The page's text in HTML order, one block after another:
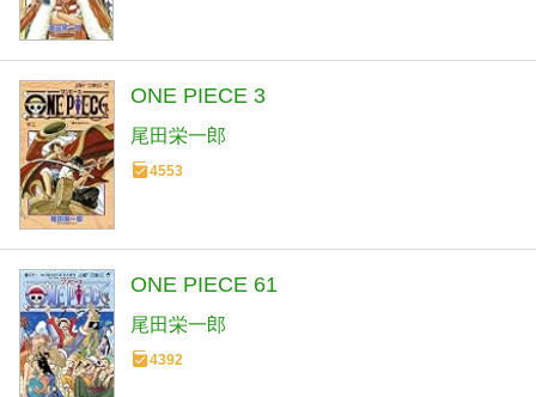
ONE PIECE 3
尾田栄一郎
4553
ONE PIECE 61
尾田栄一郎
4392